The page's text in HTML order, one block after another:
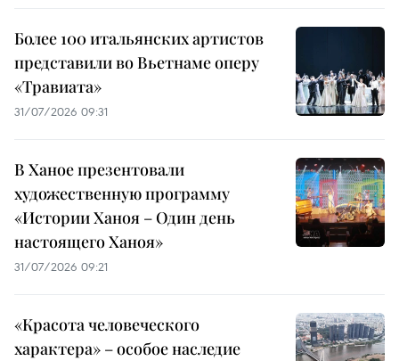
Более 100 итальянских артистов
представили во Вьетнаме оперу
«Травиата»
31/07/2026 09:31
В Ханое презентовали
художественную программу
«Истории Ханоя – Один день
настоящего Ханоя»
31/07/2026 09:21
«Красота человеческого
характера» – особое наследие